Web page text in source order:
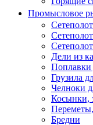
Промысловое
Дели из
Поплавки
Грузила
Челноки
Косынки,
Бредни